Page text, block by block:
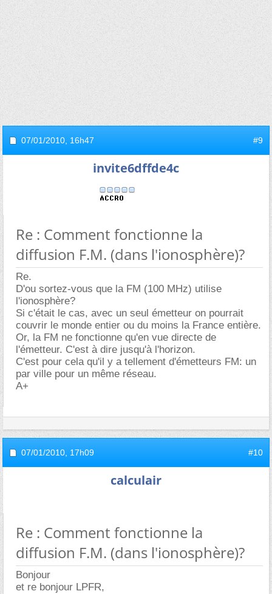
07/01/2010, 16h47 #9
invite6dffde4c
Re : Comment fonctionne la
diffusion F.M. (dans l'ionosphère)?
Re.
D'ou sortez-vous que la FM (100 MHz) utilise
l'ionosphère?
Si c'était le cas, avec un seul émetteur on pourrait
couvrir le monde entier ou du moins la France entière.
Or, la FM ne fonctionne qu'en vue directe de
l'émetteur. C'est à dire jusqu'à l'horizon.
C'est pour cela qu'il y a tellement d'émetteurs FM: un
par ville pour un même réseau.
A+
07/01/2010, 17h09 #10
calculair
Re : Comment fonctionne la
diffusion F.M. (dans l'ionosphère)?
Bonjour
et re bonjour LPFR,